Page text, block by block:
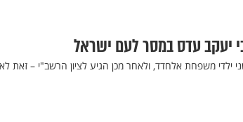
יעקב עדס במסר לעם ישראל
משפחת אלחדד, ולאחר מכן הגיע לציון הרשב"י – זאת